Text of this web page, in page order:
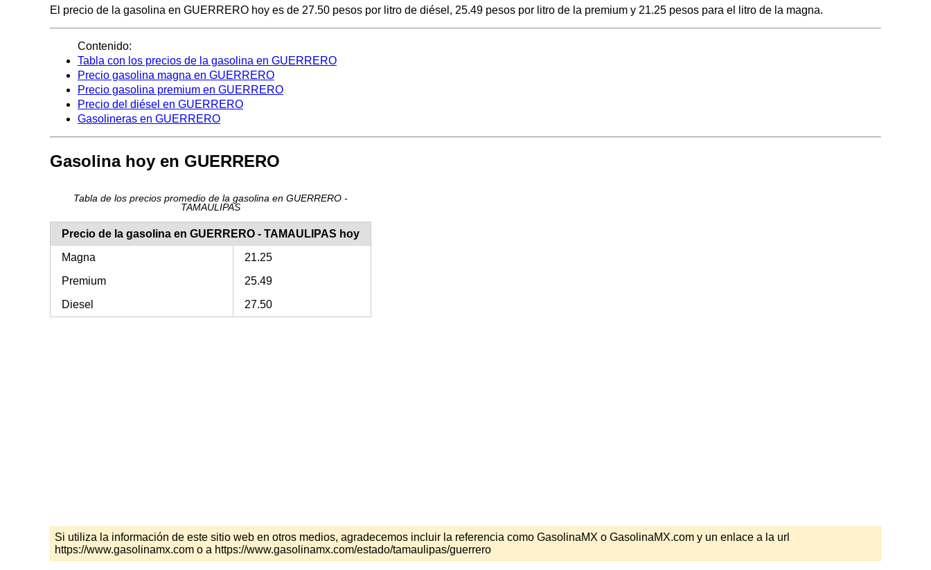
El precio de la gasolina en GUERRERO hoy es de 27.50 pesos por litro de diésel, 25.49 pesos por litro de la premium y 21.25 pesos para el litro de la magna.
Contenido:
Tabla con los precios de la gasolina en GUERRERO
Precio gasolina magna en GUERRERO
Precio gasolina premium en GUERRERO
Precio del diésel en GUERRERO
Gasolineras en GUERRERO
Gasolina hoy en GUERRERO
Tabla de los precios promedio de la gasolina en GUERRERO -
TAMAULIPAS
Precio de la gasolina en GUERRERO - TAMAULIPAS hoy
Magna
21.25
Premium
25.49
Diesel
27.50
Si utiliza la información de este sitio web en otros medios, agradecemos incluir la referencia como GasolinaMX o GasolinaMX.com y un enlace a la url
https://www.gasolinamx.com o a https://www.gasolinamx.com/estado/tamaulipas/guerrero